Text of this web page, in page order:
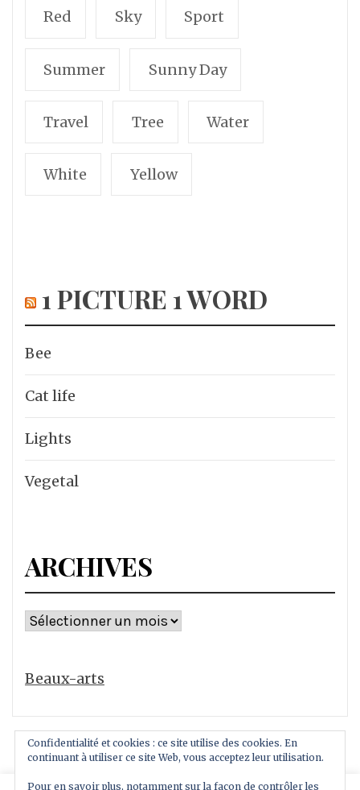
Red Sky Sport
Summer Sunny Day
Travel Tree Water
White Yellow
1 PICTURE 1 WORD
Bee
Cat life
Lights
Vegetal
ARCHIVES
Archives
Beaux-arts
Confidentialité et cookies : ce site utilise des cookies. En
continuant à utiliser ce site Web, vous acceptez leur utilisation.
Pour en savoir plus, notamment sur la façon de contrôler les